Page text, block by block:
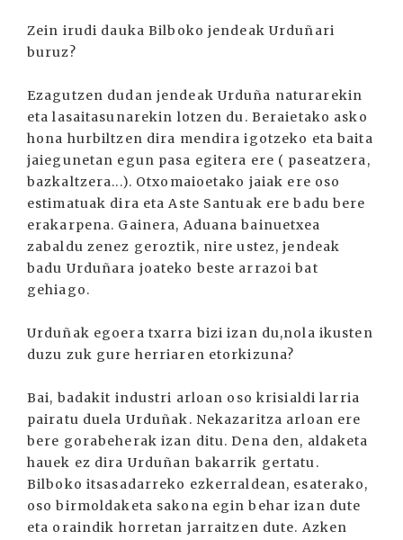
Zein irudi dauka Bilboko jendeak Urduñari
buruz?
Ezagutzen dudan jendeak Urduña naturarekin
eta lasaitasunarekin lotzen du. Beraietako asko
hona hurbiltzen dira mendira igotzeko eta baita
jaiegunetan egun pasa egitera ere ( paseatzera,
bazkaltzera...). Otxomaioetako jaiak ere oso
estimatuak dira eta Aste Santuak ere badu bere
erakarpena. Gainera, Aduana bainuetxea
zabaldu zenez geroztik, nire ustez, jendeak
badu Urduñara joateko beste arrazoi bat
gehiago.
Urduñak egoera txarra bizi izan du,nola ikusten
duzu zuk gure herriaren etorkizuna?
Bai, badakit industri arloan oso krisialdi larria
pairatu duela Urduñak. Nekazaritza arloan ere
bere gorabeherak izan ditu. Dena den, aldaketa
hauek ez dira Urduñan bakarrik gertatu.
Bilboko itsasadarreko ezkerraldean, esaterako,
oso birmoldaketa sakona egin behar izan dute
eta oraindik horretan jarraitzen dute. Azken